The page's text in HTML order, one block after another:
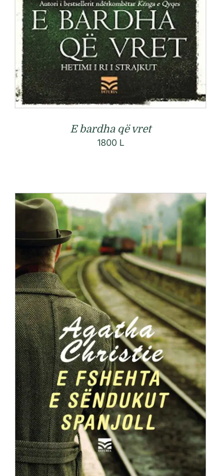
E bardha që vret
1800 L